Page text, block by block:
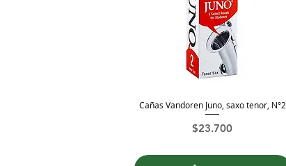
Vista rápida
Cañas Vandoren Juno, saxo tenor, N°2
Precio
$23.700